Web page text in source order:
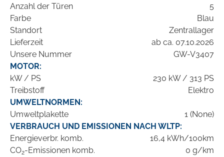
Anzahl der Türen
5
Farbe
Blau
Standort
Zentrallager
Lieferzeit
ab ca. 07.10.2026
Unsere Nummer
GW-V3407
MOTOR:
kW / PS
230 kW / 313 PS
Treibstoff
Elektro
UMWELTNORMEN:
Umweltplakette
1 (None)
VERBRAUCH UND EMISSIONEN NACH WLTP:
Energieverbr. komb.
16,4 kWh/100km
CO2-Emissionen komb.
0 g/km